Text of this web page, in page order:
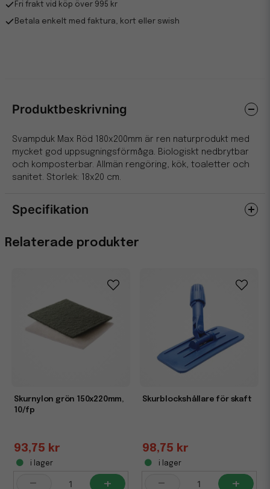
Fri frakt vid köp över 995 kr
Betala enkelt med faktura, kort eller swish
Relaterade produkter
Skurnylon grön 150x220mm,
10/fp
93,75 kr
i lager
- +
Skurblockshållare för skaft
98,75 kr
i lager
- +
Produktbeskrivning
Svampduk Max Röd 180x200mm är ren naturprodukt med
mycket god uppsugningsförmåga. Biologiskt nedbrytbar
och komposterbar. Allmän rengöring, kök, toaletter och
sanitet. Storlek: 18x20 cm.
Specifikation
Egenskaper